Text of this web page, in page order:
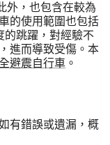
外，也包含在較為
的使用範圍也包括
的跳躍，對經驗不
進而導致受傷。本
避震自行車 。
有錯誤或遺漏，概